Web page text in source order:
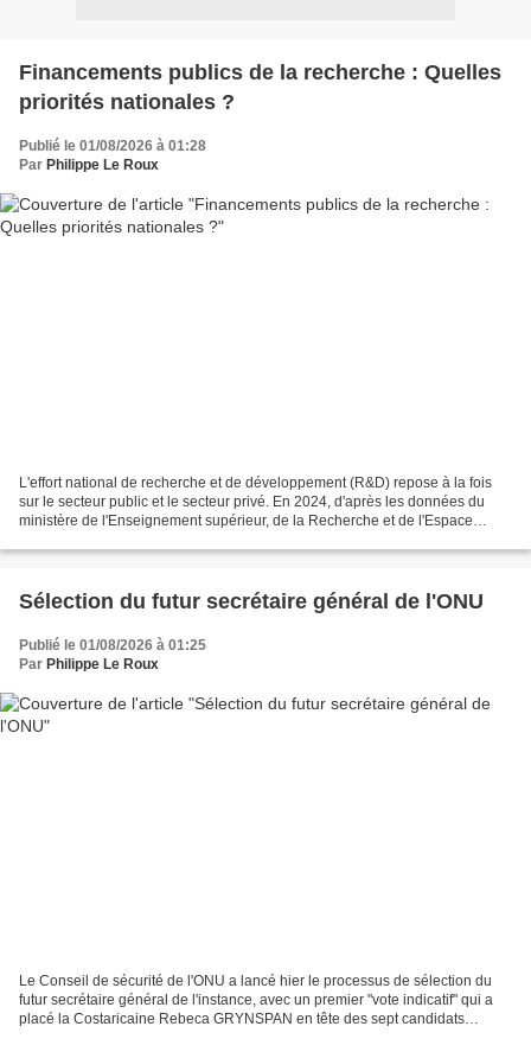
Financements publics de la recherche : Quelles
priorités nationales ?
Publié le 01/08/2026 à 01:28
Par Philippe Le Roux
L'effort national de recherche et de développement (R&D) repose à la fois
sur le secteur public et le secteur privé. En 2024, d'après les données du
ministère de l'Enseignement supérieur, de la Recherche et de l'Espace
Sélection du futur secrétaire général de l'ONU
Publié le 01/08/2026 à 01:25
Par Philippe Le Roux
Le Conseil de sécurité de l'ONU a lancé hier le processus de sélection du
futur secrétaire général de l'instance, avec un premier "vote indicatif" qui a
placé la Costaricaine Rebeca GRYNSPAN en tête des sept candidats